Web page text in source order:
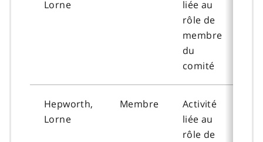
Lorne
liée au
rôle de
membre
du
comité
Hepworth,
Lorne
Membre
Activité
liée au
rôle de